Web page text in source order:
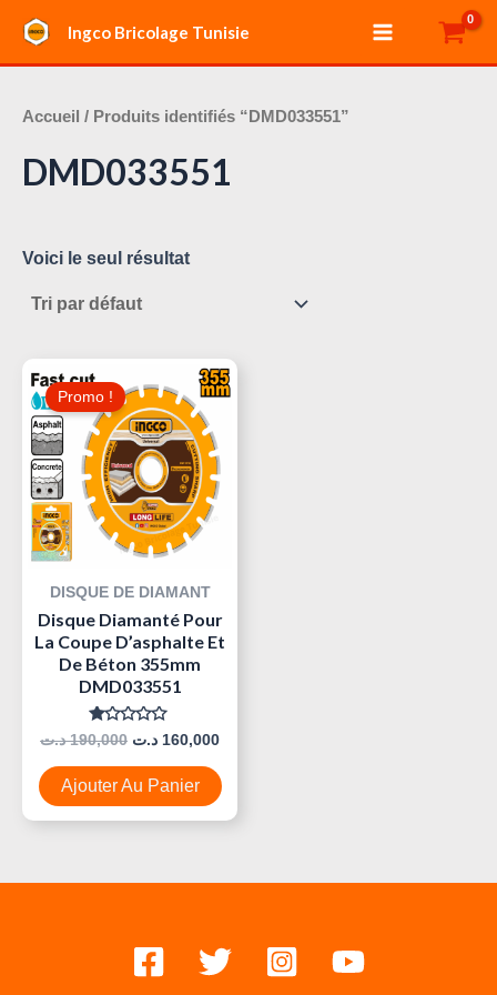
contenu
Ingco Bricolage Tunisie
Main
Menu
Accueil / Produits identifiés “DMD033551”
DMD033551
Voici le seul résultat
Promo !
DISQUE DE DIAMANT
Disque Diamanté Pour
La Coupe D’asphalte Et
De Béton 355mm
DMD033551
Note
0
Sur
5
190,000 د.ت
Prix
Initial
Était :
160,000 د.ت
Le
Prix
Ajouter Au Panier